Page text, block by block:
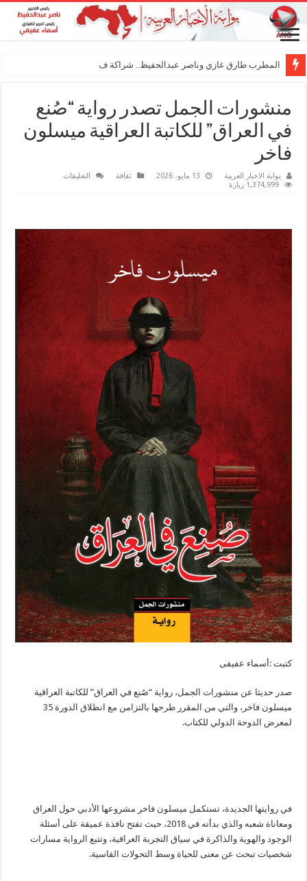
المطرب طارق غازي وناصر عبدالحفيظ.. شراكة فنية ترسم ملامح م
منشورات الجمل تصدر رواية “صُنع
في العراق” للكاتبة العراقية ميسلون
فاخر
بوابة الاخبار العربية 13 مايو، 2026 ثقافة التعليقات
في
ميسلون
1,374,999 زيارة
كتبت :أسماء عفيفى
صدر حديثا عن منشورات الجمل، رواية “صُنع في العراق” للكاتبة العراقية
ميسلون فاخر، والتي من المقرر طرحها بالتزامن مع انطلاق الدورة 35
لمعرض الدوحة الدولي للكتاب.
في روايتها الجديدة، تستكمل ميسلون فاخر مشروعها الأدبي حول العراق
ومعاناة شعبه والذي بدأته في 2018، حيث تفتح نافذة عميقة على أسئلة
الوجود والهوية والذاكرة في سياق التجربة العراقية، وتتبع الرواية مسارات
شخصيات تبحث عن معنى للحياة وسط التحولات القاسية.